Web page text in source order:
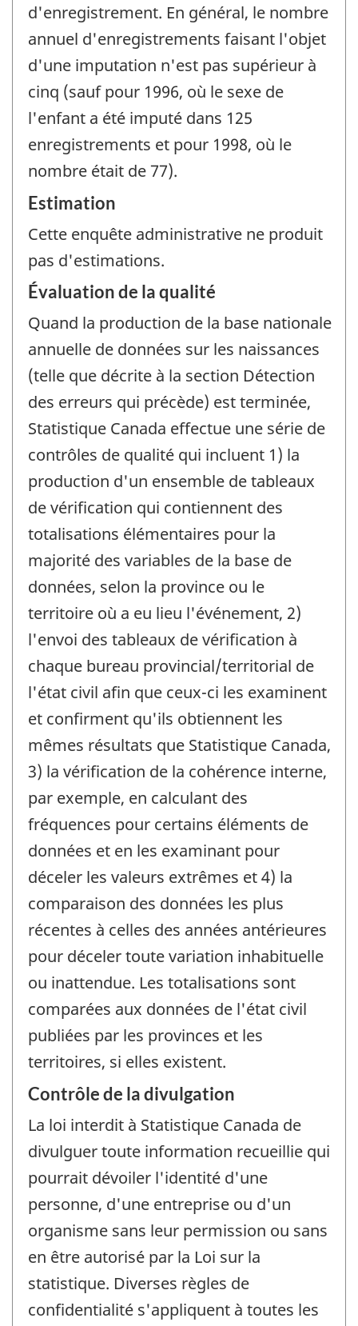
d'enregistrement. En général, le nombre
annuel d'enregistrements faisant l'objet
d'une imputation n'est pas supérieur à
cinq (sauf pour 1996, où le sexe de
l'enfant a été imputé dans 125
enregistrements et pour 1998, où le
nombre était de 77).
Estimation
Cette enquête administrative ne produit
pas d'estimations.
Évaluation de la qualité
Quand la production de la base nationale
annuelle de données sur les naissances
(telle que décrite à la section Détection
des erreurs qui précède) est terminée,
Statistique Canada effectue une série de
contrôles de qualité qui incluent 1) la
production d'un ensemble de tableaux
de vérification qui contiennent des
totalisations élémentaires pour la
majorité des variables de la base de
données, selon la province ou le
territoire où a eu lieu l'événement, 2)
l'envoi des tableaux de vérification à
chaque bureau provincial/territorial de
l'état civil afin que ceux-ci les examinent
et confirment qu'ils obtiennent les
mêmes résultats que Statistique Canada,
3) la vérification de la cohérence interne,
par exemple, en calculant des
fréquences pour certains éléments de
données et en les examinant pour
déceler les valeurs extrêmes et 4) la
comparaison des données les plus
récentes à celles des années antérieures
pour déceler toute variation inhabituelle
ou inattendue. Les totalisations sont
comparées aux données de l'état civil
publiées par les provinces et les
territoires, si elles existent.
Contrôle de la divulgation
La loi interdit à Statistique Canada de
divulguer toute information recueillie qui
pourrait dévoiler l'identité d'une
personne, d'une entreprise ou d'un
organisme sans leur permission ou sans
en être autorisé par la Loi sur la
statistique. Diverses règles de
confidentialité s'appliquent à toutes les